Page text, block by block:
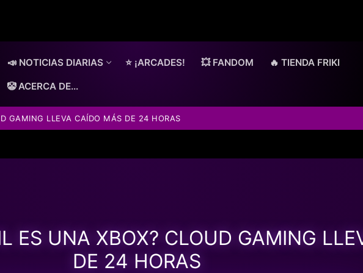
📣 NOTICIAS DIARIAS ⭐ ¡ARCADES! 💥 FANDOM 🔥 TIENDA FRIKI
🤡 ACERCA DE…
GAMING LLEVA CAÍDO MÁS DE 24 HORAS
ES UNA XBOX? CLOUD GAMING
DE 24 HORAS